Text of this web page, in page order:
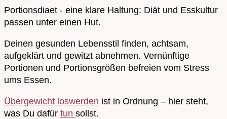
Portionsdiaet - eine klare Haltung: Diät und Esskultur
passen unter einen Hut.
Deinen gesunden Lebensstil finden, achtsam,
aufgeklärt und gewitzt abnehmen. Vernünftige
Portionen und Portionsgrößen befreien vom Stress
ums Essen.
Übergewicht loswerden ist in Ordnung – hier steht,
was Du dafür tun sollst.